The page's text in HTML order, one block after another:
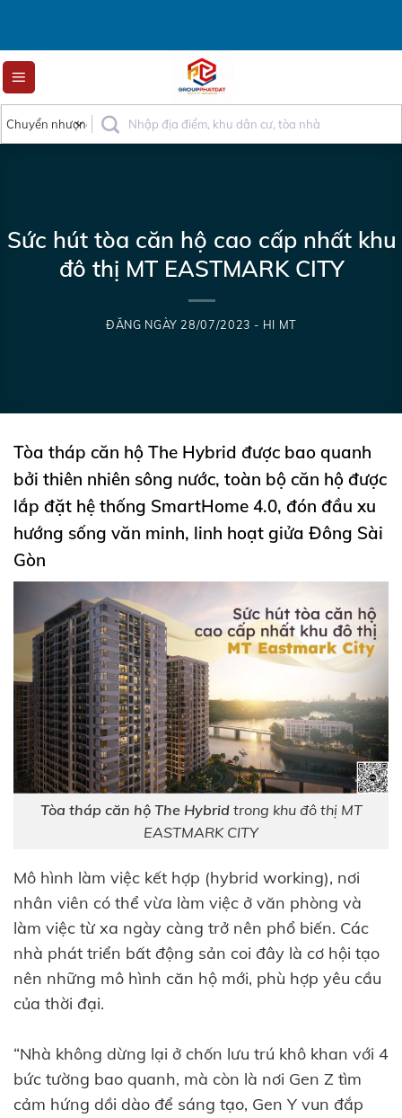
content
Sức hút tòa căn hộ cao cấp nhất khu
đô thị MT EASTMARK CITY
ĐĂNG NGÀY 28/07/2023 - HI MT
Tòa tháp căn hộ The Hybrid được bao quanh
bởi thiên nhiên sông nước, toàn bộ căn hộ được
lắp đặt hệ thống SmartHome 4.0, đón đầu xu
hướng sống văn minh, linh hoạt giửa Đông Sài
Gòn
Tòa tháp căn hộ The Hybridtrong khu đô thị MT
EASTMARK CITY
Mô hình làm việc kết hợp (hybrid working), nơi
nhân viên có thể vừa làm việc ở văn phòng và
làm việc từ xa ngày càng trở nên phổ biến. Các
nhà phát triển bất động sản coi đây là cơ hội tạo
nên những mô hình căn hộ mới, phù hợp yêu cầu
của thời đại.
“Nhà không dừng lại ở chốn lưu trú khô khan với 4
bức tường bao quanh, mà còn là nơi Gen Z tìm
cảm hứng dồi dào để sáng tạo, Gen Y vun đắp